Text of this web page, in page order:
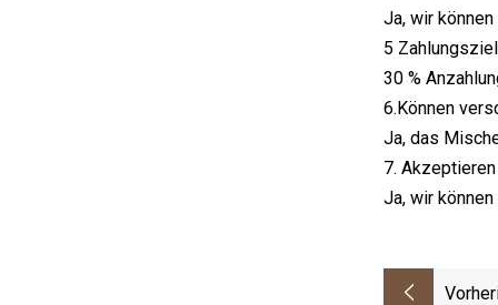
Ja, wir
5
30 %
6.Können
Ja, das
7.
Ja, wir